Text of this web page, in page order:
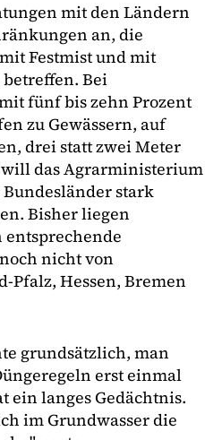
mit den Ländern
an, die
Festmist und mit
Bei
fünf bis zehn Prozent
zu Gewässern, auf
drei statt zwei Meter
das Agrarministerium
stark
Bisher liegen
nicht von
Pfalz, Hessen, Bremen
grundsätzlich, man
erst einmal
ein langes Gedächtnis.
im Grundwasser die